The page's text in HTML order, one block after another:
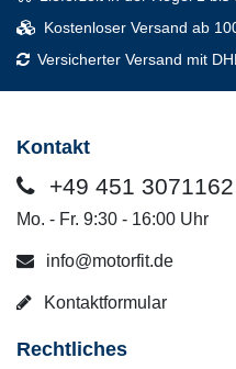
Kostenloser Versand ab
Versicherter Versand mit DHL
Kontakt
+49 451 3071162
Mo. - Fr. 9:30 - 16:00 Uhr
info@motorfit.de
Kontaktformular
Rechtliches